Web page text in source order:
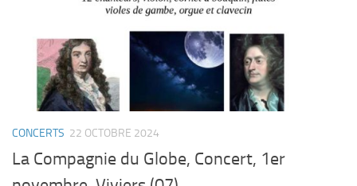
CONCERTS 22 OCTOBRE 2024
La Compagnie du Globe, Concert, 1er